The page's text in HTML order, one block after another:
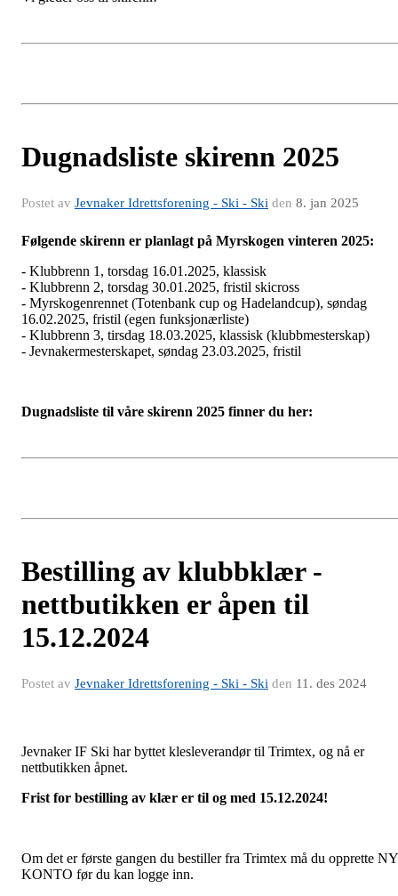
Dugnadsliste skirenn 2025
Postet av Jevnaker Idrettsforening - Ski - Ski den 8. jan 2025
Følgende skirenn er planlagt på Myrskogen vinteren 2025:
- Klubbrenn 1, torsdag 16.01.2025, klassisk
- Klubbrenn 2, torsdag 30.01.2025, fristil skicross
- Myrskogenrennet (Totenbank cup og Hadelandcup), søndag
16.02.2025, fristil (egen funksjonærliste)
- Klubbrenn 3, tirsdag 18.03.2025, klassisk (klubbmesterskap)
- Jevnakermesterskapet, søndag 23.03.2025, fristil
Dugnadsliste til våre skirenn 2025 finner du her:
Bestilling av klubbklær -
nettbutikken er åpen til
15.12.2024
Postet av Jevnaker Idrettsforening - Ski - Ski den 11. des 2024
Jevnaker IF Ski har byttet klesleverandør til Trimtex, og nå er
nettbutikken åpnet.
Frist for bestilling av klær er til og med 15.12.2024!
Om det er første gangen du bestiller fra Trimtex må du opprette NY
KONTO før du kan logge inn.